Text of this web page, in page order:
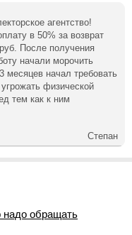
агентство!
в 50% за возврат
После получения
начали морочить
месяцев начал требовать
физической
тем как к ним
Степан
надо обращать